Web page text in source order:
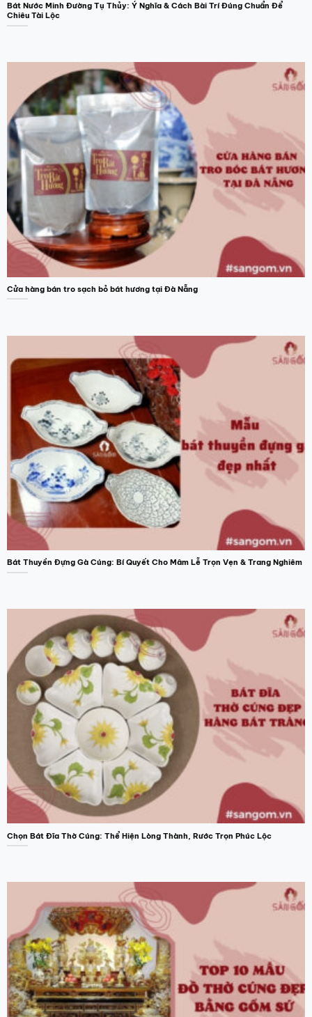
Bát Nước Minh Đường Tụ Thủy: Ý Nghĩa & Cách Bài Trí Đúng Chuẩn Để
Chiêu Tài Lộc
Cửa hàng bán tro sạch bỏ bát hương tại Đà Nẵng
Bát Thuyền Đựng Gà Cúng: Bí Quyết Cho Mâm Lễ Trọn Vẹn & Trang Nghiêm
Chọn Bát Đĩa Thờ Cúng: Thể Hiện Lòng Thành, Rước Trọn Phúc Lộc